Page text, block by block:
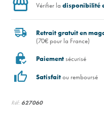
Réf: 627060
Vérifier la disponibilité
Retrait gratuit en
(70€ pour la France)
Paiementsécurisé
Satisfaitou remboursé